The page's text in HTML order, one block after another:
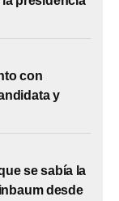
con
y
se sabía la
desde